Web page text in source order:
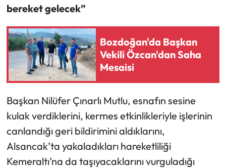
bereket gelecek”
Bozdoğan'da Başkan
Vekili Özcan'dan Saha
Mesaisi
Başkan Nilüfer Çınarlı Mutlu, esnafın sesine
kulak verdiklerini, kermes etkinlikleriyle işlerinin
canlandığı geri bildirimini aldıklarını,
Alsancak’ta yakaladıkları hareketliliği
Kemeraltı’na da taşıyacaklarını vurguladığı